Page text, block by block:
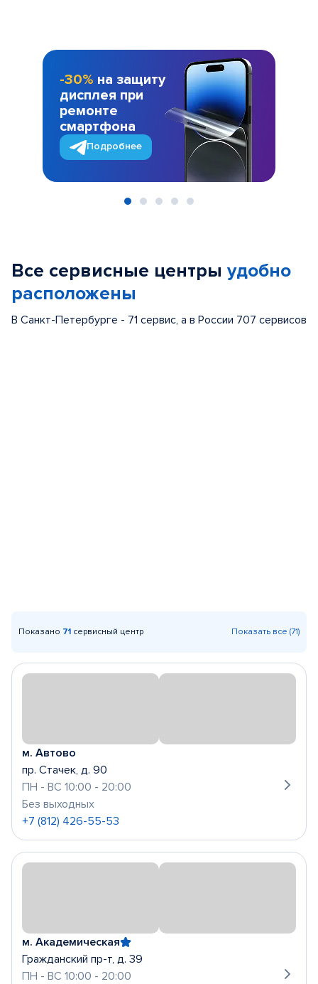
-30% на защиту
дисплея при
ремонте
смартфона
Подробнее
Все сервисные центры удобно
расположены
В Санкт-Петербурге - 71 сервис, а в России 707 сервисов
Показано 71 сервисный центр Показать все (71)
м. Автово
пр. Стачек, д. 90
ПН - ВС 10:00 - 20:00
Без выходных
+7 (812) 426-55-53
м. Академическая
Гражданский пр-т, д. 39
ПН - ВС 10:00 - 20:00